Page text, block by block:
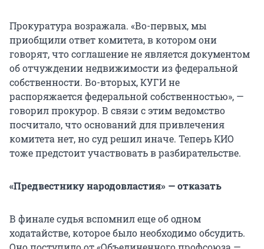
Прокуратура возражала. «Во-первых, мы
приобщили ответ комитета, в котором они
говорят, что соглашение не является документом
об отчуждении недвижимости из федеральной
собственности. Во-вторых, КУГИ не
распоряжается федеральной собственностью», —
говорил прокурор. В связи с этим ведомство
посчитало, что оснований для привлечения
комитета нет, но суд решил иначе. Теперь КИО
тоже предстоит участвовать в разбирательстве.
«Предвестнику народовластия» — отказать
В финале судья вспомнил еще об одном
ходатайстве, которое было необходимо обсудить.